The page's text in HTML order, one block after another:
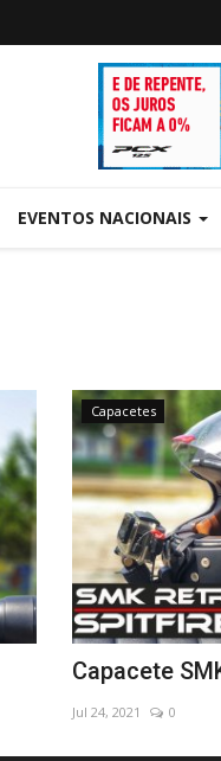
EVENTOS NACIONAIS
Capacetes
Capacete
Jul 24, 2021 0